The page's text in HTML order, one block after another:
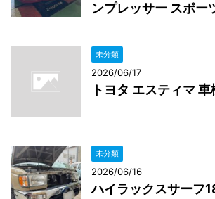
ンプレッサー スポ
未分類
2026/06/17
トヨタ エスティマ 車
未分類
2026/06/16
ハイラックスサーフ